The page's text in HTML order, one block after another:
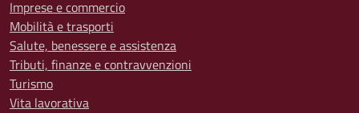
Imprese e commercio
Mobilità e trasporti
Salute, benessere e assistenza
Tributi, finanze e contravvenzioni
Turismo
Vita lavorativa